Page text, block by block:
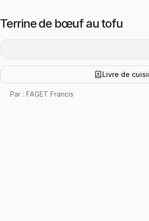
Terrine de bœuf au tofu
Livre de
Par : FAGET Francis